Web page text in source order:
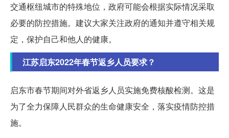
交通枢纽城市的特殊地位，政府可能会根据实际情况采取
必要的防控措施。建议大家关注政府的通知并遵守相关规
定，保护自己和他人的健康。
江苏启东2022年春节返乡人员要求？
启东市春节期间对外省返乡人员实施免费核酸检测。这是
为了全力保障人民群众的生命健康安全，落实疫情防控措
施。